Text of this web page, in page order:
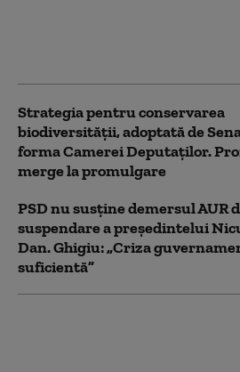
Strategia pentru conservarea
biodiversității, adoptată de
forma Camerei Deputaților.
merge la promulgare
PSD nu susține demersul AUR
suspendare a președintelui
Dan. Ghigiu: „Criza
suficientă”